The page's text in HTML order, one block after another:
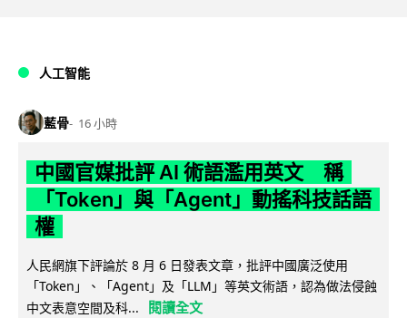
人工智能
藍骨 16 小時
中國官媒批評 AI 術語濫用英文 稱
「Token」與「Agent」動搖科技話語
權
人民網旗下評論於 8 月 6 日發表文章，批評中國廣泛使用
「Token」、「Agent」及「LLM」等英文術語，認為做法侵蝕
中文表意空間及科...
閱讀全文